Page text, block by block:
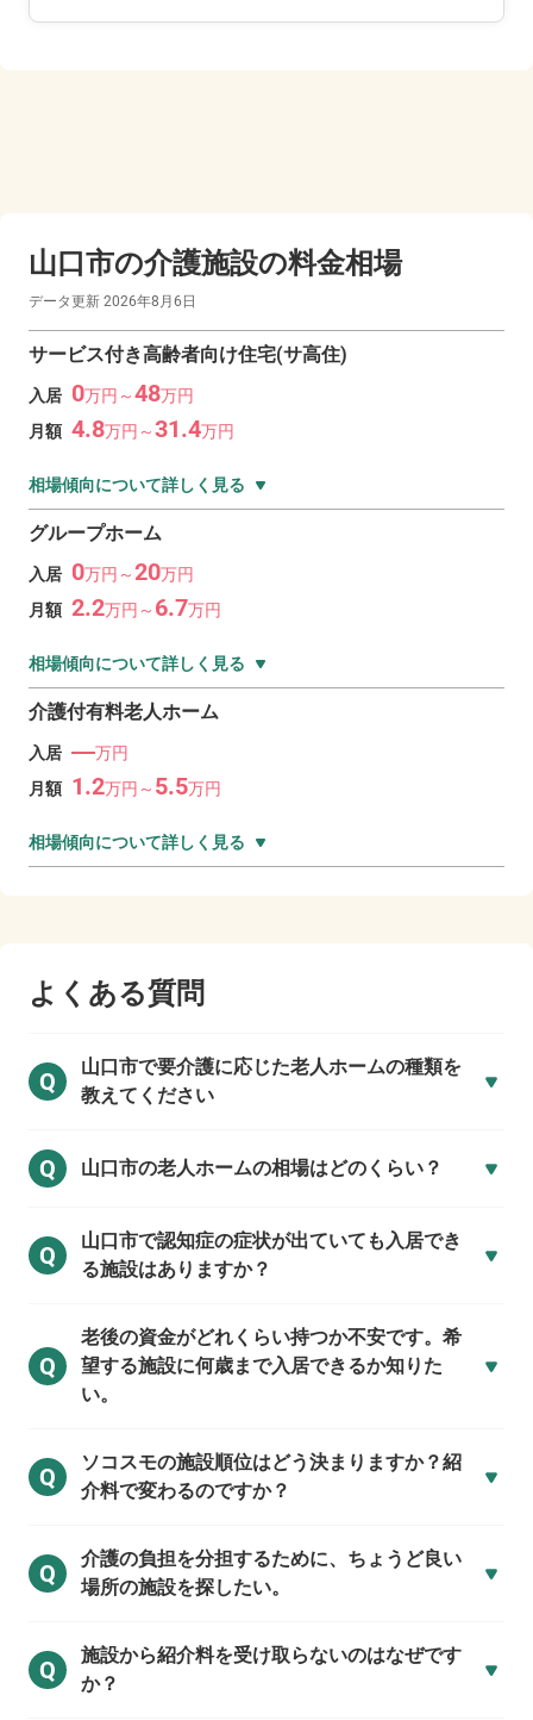
山口市の介護施設の料金相場
データ更新 2026年8月6日
サービス付き高齢者向け住宅(サ高住)
入居 0万円～48万円
月額 4.8万円～31.4万円
相場傾向について詳しく見る
グループホーム
入居 0万円～20万円
月額 2.2万円～ 6.7万円
相場傾向について詳しく見る
介護付有料老人ホーム
入居 ―万円
月額 1.2万円～ 5.5万円
相場傾向について詳しく見る
よくある質問
Q
山口市で要介護に応じた老人ホームの種類を
教えてください
Q 山口市の老人ホームの相場はどのくらい？
Q
山口市で認知症の症状が出ていても入居でき
る施設はありますか？
Q
老後の資金がどれくらい持つか不安です。希
望する施設に何歳まで入居できるか知りた
い。
Q
ソコスモの施設順位はどう決まりますか？紹
介料で変わるのですか？
Q
介護の負担を分担するために、ちょうど良い
場所の施設を探したい。
Q
施設から紹介料を受け取らないのはなぜです
か？